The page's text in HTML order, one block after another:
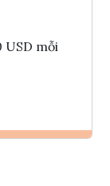
USD mỗi